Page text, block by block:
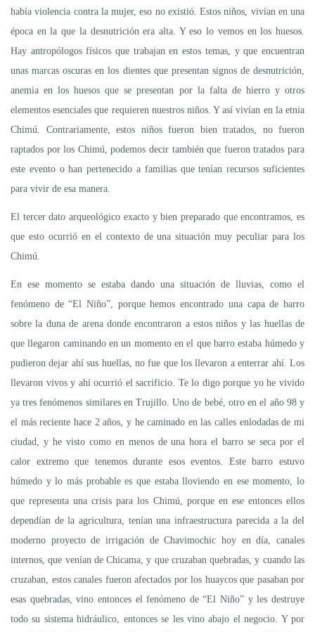
había violencia contra la mujer, eso no existió. Estos niños, vivían en una
época en la que la desnutrición era alta. Y eso lo vemos en los huesos.
Hay antropólogos físicos que trabajan en estos temas, y que encuentran
unas marcas oscuras en los dientes que presentan signos de desnutrición,
anemia en los huesos que se presentan por la falta de hierro y otros
elementos esenciales que requieren nuestros niños. Y así vivían en la etnia
Chimú. Contrariamente, estos niños fueron bien tratados, no fueron
raptados por los Chimú, podemos decir también que fueron tratados para
este evento o han pertenecido a familias que tenían recursos suficientes
para vivir de esa manera.
El tercer dato arqueológico exacto y bien preparado que encontramos, es
que esto ocurrió en el contexto de una situación muy peculiar para los
Chimú.
En ese momento se estaba dando una situación de lluvias, como el
fenómeno de “El Niño”, porque hemos encontrado una capa de barro
sobre la duna de arena donde encontraron a estos niños y las huellas de
que llegaron caminando en un momento en el que barro estaba húmedo y
pudieron dejar ahí sus huellas, no fue que los llevaron a enterrar ahí. Los
llevaron vivos y ahí ocurrió el sacrificio. Te lo digo porque yo he vivido
ya tres fenómenos similares en Trujillo. Uno de bebé, otro en el año 98 y
el más reciente hace 2 años, y he caminado en las calles enlodadas de mi
ciudad, y he visto como en menos de una hora el barro se seca por el
calor extremo que tenemos durante esos eventos. Este barro estuvo
húmedo y lo más probable es que estaba lloviendo en ese momento, lo
que representa una crisis para los Chimú, porque en ese entonces ellos
dependían de la agricultura, tenían una infraestructura parecida a la del
moderno proyecto de irrigación de Chavimochic hoy en día, canales
internos, que venían de Chicama, y que cruzaban quebradas, y cuando las
cruzaban, estos canales fueron afectados por los huaycos que pasaban por
esas quebradas, vino entonces el fenómeno de “El Niño” y les destruye
todo su sistema hidráulico, entonces se les vino abajo el negocio. Y por